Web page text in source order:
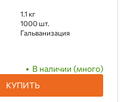
1.1 кг
1000 шт.
Гальванизация
В наличии (много)
КУПИТЬ